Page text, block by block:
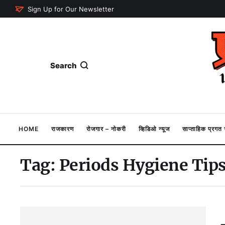
Sign Up for Our Newsletter
Search
HOME राजकारण रोजगार – नोकरी व्हिडिओ न्यूज साप्ताहिक
Tag: Periods Hygiene